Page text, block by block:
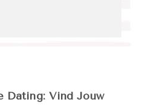
Dating: Vind Jouw